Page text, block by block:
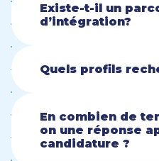
Sur le site de
4,5 jours.
Existe-t-il un
d’intégration?
Oui, tout est prévu
Quels profils
Ouverte à toutes les
support s’engage en
diversité et de
En combien de
on une réponse
candidature ?